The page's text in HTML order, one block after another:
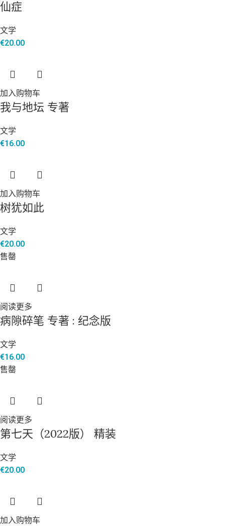
仙症
文学
€20.00
加入购物车
我与地坛 专著
文学
€16.00
加入购物车
树犹如此
文学
€20.00
售罄
阅读更多
病隙碎笔 专著 : 纪念版
文学
€16.00
售罄
阅读更多
第七天（2022版） 精装
文学
€20.00
加入购物车